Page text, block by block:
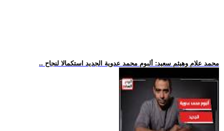
.. محمد علام وهيثم سعيد: ألبوم محمد عدوية الجديد استكمالا لنجاح